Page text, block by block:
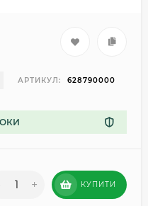
АРТИКУЛ: 628790000
+ КУПИТИ